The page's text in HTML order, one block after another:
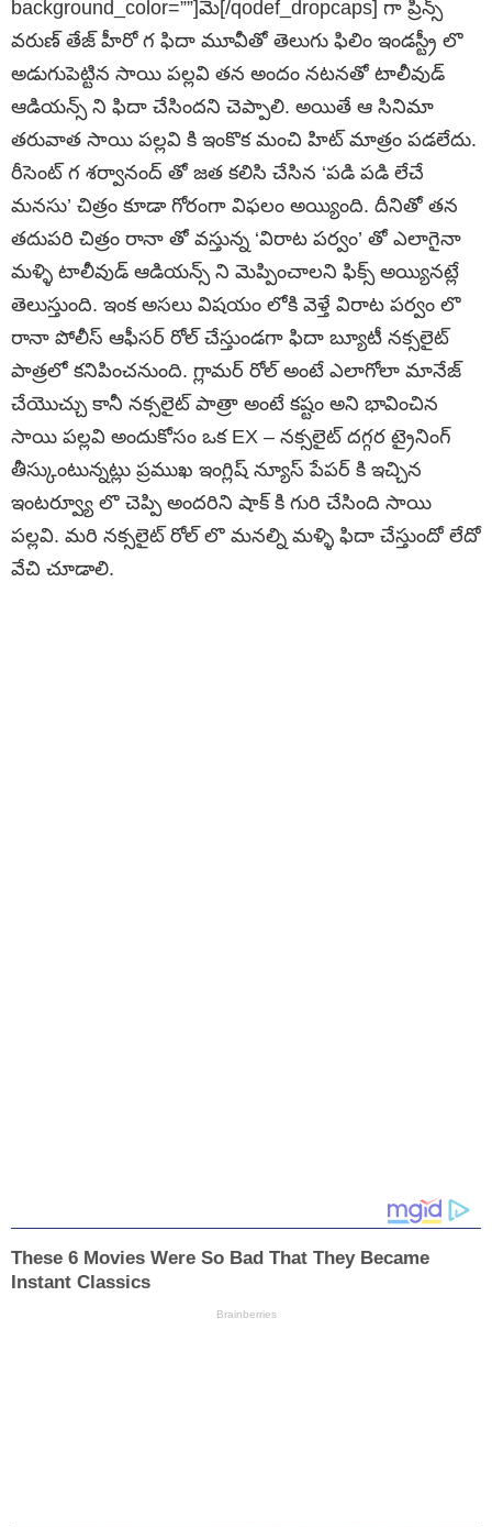
background_color=””]మె[/qodef_dropcaps] గా ప్రిన్స్
వరుణ్ తేజ్ హీరో గ ఫిదా మూవీతో తెలుగు ఫిలిం ఇండస్ట్రీ లొ
అడుగుపెట్టిన సాయి పల్లవి తన అందం నటనతో టాలీవుడ్
ఆడియన్స్ ని ఫిదా చేసిందని చెప్పాలి. అయితే ఆ సినిమా
తరువాత సాయి పల్లవి కి ఇంకొక మంచి హిట్ మాత్రం పడలేదు.
రీసెంట్ గ శర్వానంద్ తో జత కలిసి చేసిన ‘పడి పడి లేచే
మనసు’ చిత్రం కూడా గోరంగా విఫలం అయ్యింది. దీనితో తన
తదుపరి చిత్రం రానా తో వస్తున్న ‘విరాట పర్వం’ తో ఎలాగైనా
మళ్ళి టాలీవుడ్ ఆడియన్స్ ని మెప్పించాలని ఫిక్స్ అయ్యినట్లే
తెలుస్తుంది. ఇంక అసలు విషయం లోకి వెళ్తే విరాట పర్వం లొ
రానా పోలీస్ ఆఫీసర్ రోల్ చేస్తుండగా ఫిదా బ్యూటీ నక్సలైట్
పాత్రలో కనిపించనుంది. గ్లామర్ రోల్ అంటే ఎలాగోలా మానేజ్
చేయొచ్చు కానీ నక్సలైట్ పాత్రా అంటే కష్టం అని భావించిన
సాయి పల్లవి అందుకోసం ఒక EX – నక్సలైట్ దగ్గర ట్రైనింగ్
తీస్కుంటున్నట్లు ప్రముఖ ఇంగ్లిష్ న్యూస్ పేపర్ కి ఇచ్చిన
ఇంటర్వ్యూ లొ చెప్పి అందరిని షాక్ కి గురి చేసింది సాయి
పల్లవి. మరి నక్సలైట్ రోల్ లొ మనల్ని మళ్ళి ఫిదా చేస్తుందో లేదో
వేచి చూడాలి.